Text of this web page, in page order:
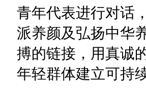
青年代表进行对话
派养颜及弘扬中华
搏的链接，用真诚
年轻群体建立可持